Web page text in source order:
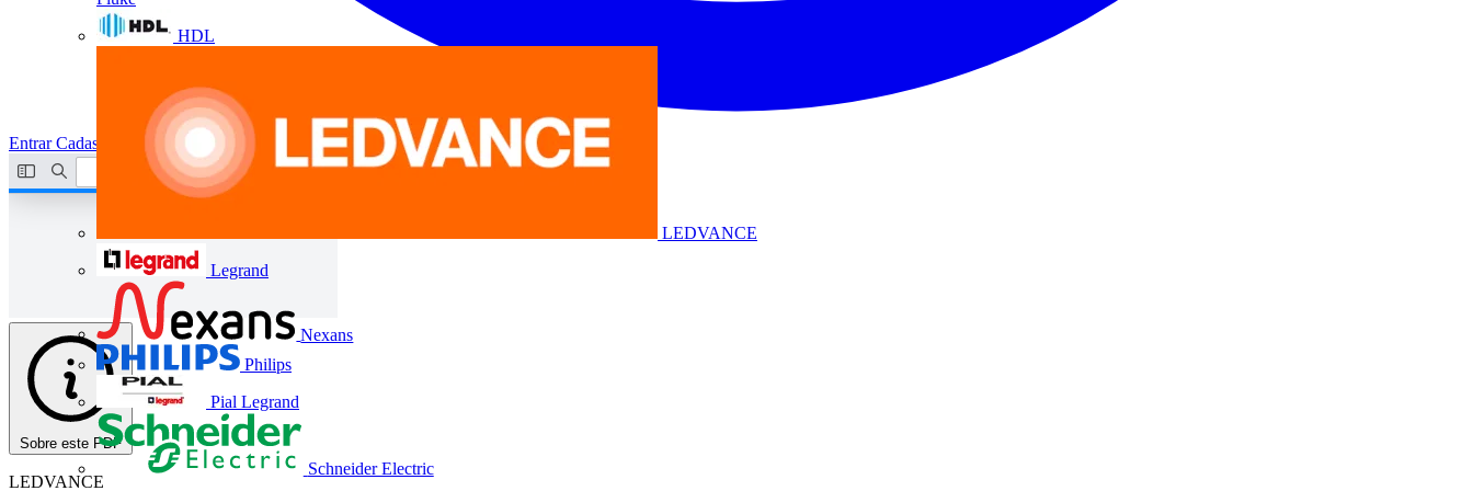
HDL
LEDVANCE
Legrand
Nexans
Philips
Pial Legrand
Schneider Electric
EntrarCadastrar
Sobre este PDF
LEDVANCE